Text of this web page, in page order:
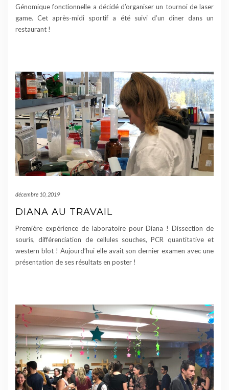
Génomique fonctionnelle a décidé d’organiser un tournoi de laser
game. Cet après-midi sportif a été suivi d’un dîner dans un
restaurant !
décembre 10, 2019
DIANA AU TRAVAIL
Première expérience de laboratoire pour Diana ! Dissection de
souris, différenciation de cellules souches, PCR quantitative et
western blot ! Aujourd’hui elle avait son dernier examen avec une
présentation de ses résultats en poster !